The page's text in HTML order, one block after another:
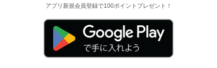
アプリ新規会員登録で100ポイントプレゼント！